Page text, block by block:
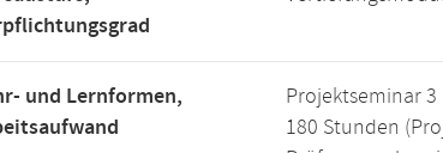
und Lernformen,
Projektseminar 3
180 Stunden